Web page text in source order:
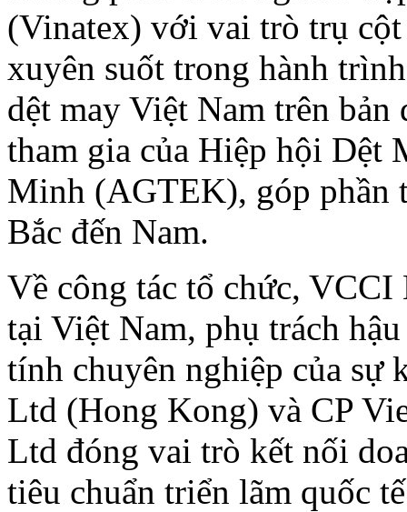
(Vinatex) với vai trò trụ cột
xuyên suốt trong hành
dệt may Việt Nam trên
tham gia của Hiệp hội Dệt
Minh (AGTEK), góp phần
Bắc đến Nam.
Về công tác tổ chức,
tại Việt Nam, phụ trách
tính chuyên nghiệp của
Ltd (Hong Kong) và CP
Ltd đóng vai trò kết nối
tiêu chuẩn triển lãm quốc